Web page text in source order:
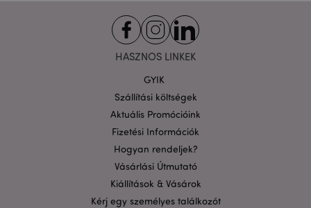
HASZNOS LINKEK
GYIK
Szállítási költségek
Aktuális Promócióink
Fizetési Információk
Hogyan rendeljek?
Vásárlási Útmutató
Kiállítások & Vásárok
Kérj egy személyes találkozót